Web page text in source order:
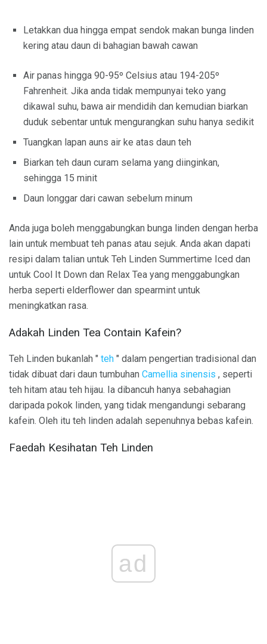
Letakkan dua hingga empat sendok makan bunga linden
kering atau daun di bahagian bawah cawan
Air panas hingga 90-95º Celsius atau 194-205º
Fahrenheit. Jika anda tidak mempunyai teko yang
dikawal suhu, bawa air mendidih dan kemudian biarkan
duduk sebentar untuk mengurangkan suhu hanya sedikit
Tuangkan lapan auns air ke atas daun teh
Biarkan teh daun curam selama yang diinginkan,
sehingga 15 minit
Daun longgar dari cawan sebelum minum
Anda juga boleh menggabungkan bunga linden dengan herba
lain untuk membuat teh panas atau sejuk. Anda akan dapati
resipi dalam talian untuk Teh Linden Summertime Iced dan
untuk Cool It Down dan Relax Tea yang menggabungkan
herba seperti elderflower dan spearmint untuk
meningkatkan rasa.
Adakah Linden Tea Contain Kafein?
Teh Linden bukanlah " teh " dalam pengertian tradisional dan
tidak dibuat dari daun tumbuhan Camellia sinensis , seperti
teh hitam atau teh hijau. Ia dibancuh hanya sebahagian
daripada pokok linden, yang tidak mengandungi sebarang
kafein. Oleh itu teh linden adalah sepenuhnya bebas kafein.
Faedah Kesihatan Teh Linden
ad